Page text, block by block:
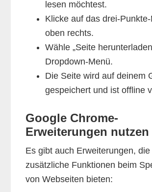
lesen möchtest.
Klicke auf das drei-
oben rechts.
Wähle „Seite
Dropdown-Menü.
Die Seite wird auf deinem
gespeichert und ist offline
Google Chrome-
Erweiterungen nutzen
Es gibt auch Erweiterungen, die
zusätzliche Funktionen beim
von Webseiten bieten: